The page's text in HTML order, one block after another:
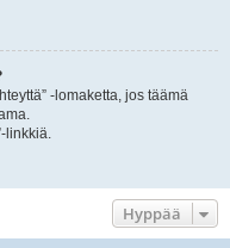
-lomaketta, jos täämä
linkkiä.
Hyppää